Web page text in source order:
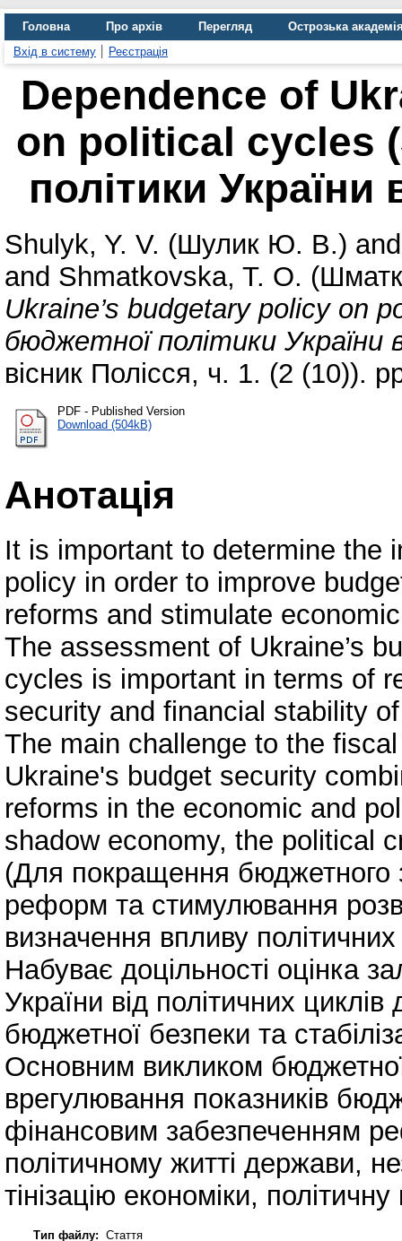
Головна Про архів Перегляд
Острозька
Вхід в систему
Реєстрація
Dependence of
on political cycles
політики України
Shulyk, Y. V. (Шулик Ю. В.)
and Shmatkovska, T. O.
Ukraine’s budgetary policy on
бюджетної політики України
вісник Полісся, ч. 1. (2 (10)).
PDF - Published Version
Download (504kB)
Анотація
It is important to determine the
policy in order to improve
reforms and stimulate
The assessment of Ukraine’s
cycles is important in terms of
security and financial stability
The main challenge to the
Ukraine's budget security
reforms in the economic and
shadow economy, the political
(Для покращення бюджетного
реформ та стимулювання
визначення впливу
Набуває доцільності оцінка
України від політичних
бюджетної безпеки та
Основним викликом
врегулювання показників
фінансовим забезпеченням
політичному житті держави,
тінізацію економіки, політичну
Тип файлу: Стаття